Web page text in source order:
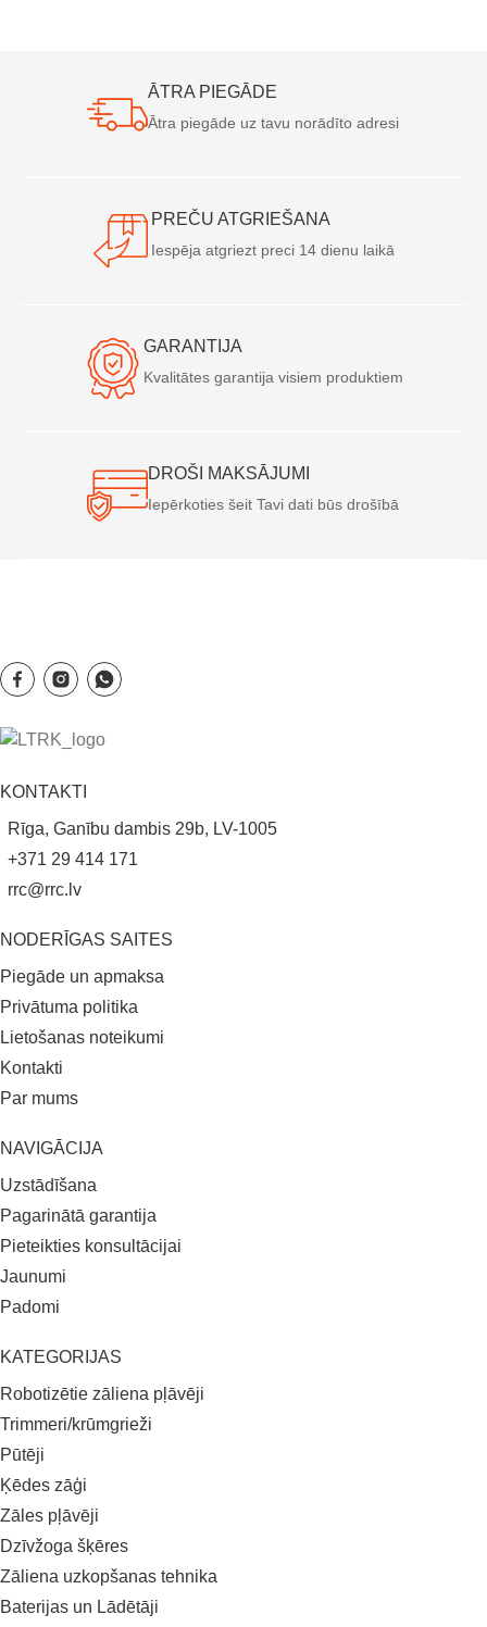
ĀTRA PIEGĀDE
Ātra piegāde uz tavu norādīto adresi
PREČU ATGRIEŠANA
Iespēja atgriezt preci 14 dienu laikā
GARANTIJA
Kvalitātes garantija visiem produktiem
DROŠI MAKSĀJUMI
Iepērkoties šeit Tavi dati būs drošībā
KATEGORIJAS
Robotizētie zāliena pļāvēji
Trimmeri/krūmgrieži
Pūtēji
Ķēdes zāģi
Zāles pļāvēji
Dzīvžoga šķēres
Zāliena uzkopšanas tehnika
Baterijas un Lādētāji
NAVIGĀCIJA
Uzstādīšana
Pagarinātā garantija
Pieteikties konsultācijai
Jaunumi
Padomi
NODERĪGAS SAITES
Piegāde un apmaksa
Privātuma politika
Lietošanas noteikumi
Kontakti
Par mums
KONTAKTI
Rīga, Ganību dambis 29b, LV-1005
+371 29 414 171
rrc@rrc.lv